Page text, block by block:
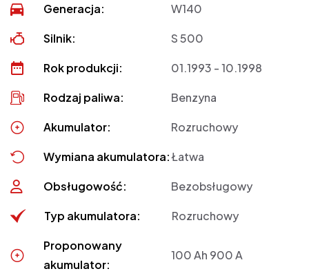
Generacja: W140
Silnik: S 500
Rok produkcji: 01.1993 - 10.1998
Rodzaj paliwa: Benzyna
Akumulator: Rozruchowy
Wymiana akumulatora:Łatwa
Obsługowość: Bezobsługowy
Typ akumulatora: Rozruchowy
Proponowany
akumulator:
100 Ah 900 A